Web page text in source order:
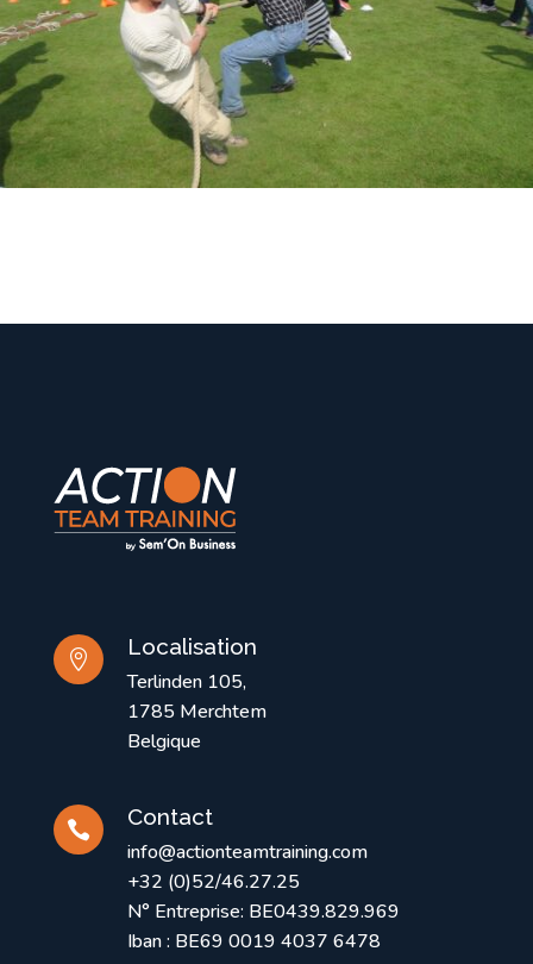

Localisation
Terlinden 105,
1785 Merchtem
Belgique

Contact
info@actionteamtraining.com
+32 (0)52/46.27.25
N° Entreprise: BE0439.829.969
Iban : BE69 0019 4037 6478